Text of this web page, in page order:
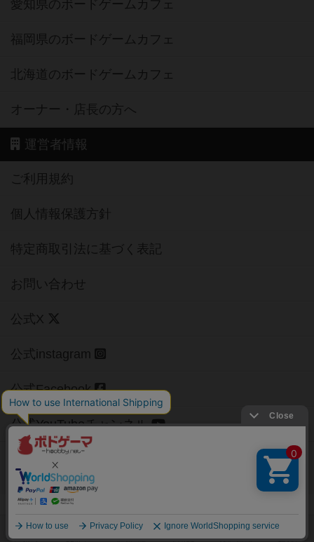
愛知県のボードゲームカフェ
福岡県のボードゲームカフェ
北海道のボードゲームカフェ
オーナー・店長の方へ
運営者情報
ご利用規約
個人情報保護方針
特定商取引法に基づく表記
お問い合わせ
公式X
公式instagram
公式Facebook
公式YouTubeチャンネル